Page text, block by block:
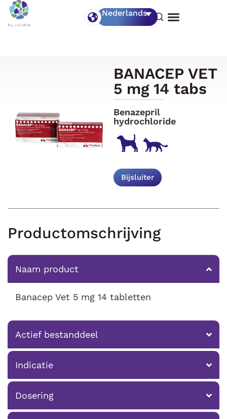
Nederlands
BANACEP VET
5 mg 14 tabs
Benazepril
hydrochloride
Bijsluiter
Productomschrijving
Naam product
Banacep Vet 5 mg 14 tabletten
Actief bestanddeel
Indicatie
Dosering